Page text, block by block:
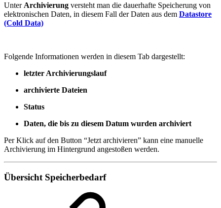
Unter Archivierung versteht man die dauerhafte Speicherung von
elektronischen Daten, in diesem Fall der Daten aus dem Datastore
(Cold Data)
Folgende Informationen werden in diesem Tab dargestellt:
letzter Archivierungslauf
archivierte Dateien
Status
Daten, die bis zu diesem Datum wurden archiviert
Per Klick auf den Button “Jetzt archivieren” kann eine manuelle
Archivierung im Hintergrund angestoßen werden.
Übersicht Speicherbedarf